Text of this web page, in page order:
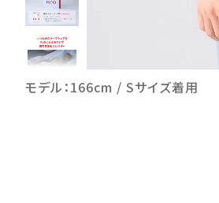
モデル：166cm / Sサイズ着用